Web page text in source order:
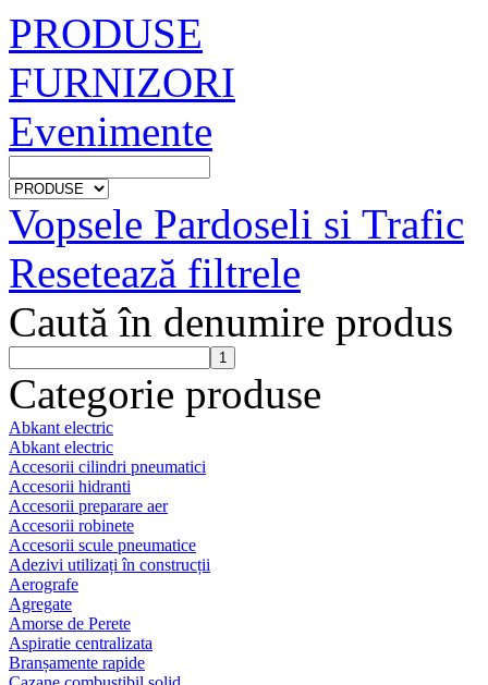
PRODUSE
FURNIZORI
Evenimente
Vopsele Pardoseli si Trafic
Resetează filtrele
Caută în denumire produs
Categorie produse
Abkant electric
Abkant electric
Accesorii cilindri pneumatici
Accesorii hidranti
Accesorii preparare aer
Accesorii robinete
Accesorii scule pneumatice
Adezivi utilizați în construcții
Aerografe
Agregate
Amorse de Perete
Aspiratie centralizata
Branșamente rapide